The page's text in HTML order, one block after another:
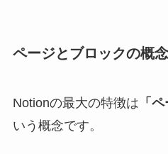
ページとブロックの概念
Notionの最大の特徴は 「
いう概念です。